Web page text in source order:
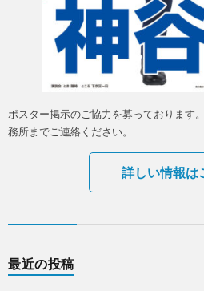
ポスター掲示のご協力を募っております
務所までご連絡ください。
詳しい情報は
最近の投稿